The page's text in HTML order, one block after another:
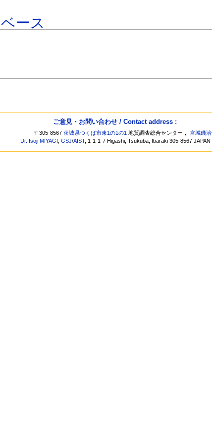
ース
ご意見・お問い合わせ / Contact address :
〒305-8567茨城県つくば市東1の1の1 地質調査総合センター，宮城磯治
Dr. Isoji MIYAGI ,GSJ/AIST, 1-1-1-7 Higashi, Tsukuba, Ibaraki 305-8567 JAPAN